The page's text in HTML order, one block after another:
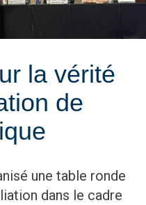
la vérité
de
une table ronde
dans le cadre